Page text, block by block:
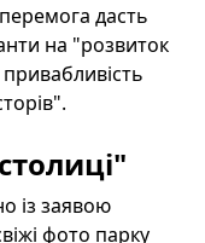
дасть
на "розвиток
із заявою
фото парку